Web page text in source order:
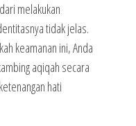
melakukan
tidak jelas.
keamanan ini, Anda
aqiqah secara
hati